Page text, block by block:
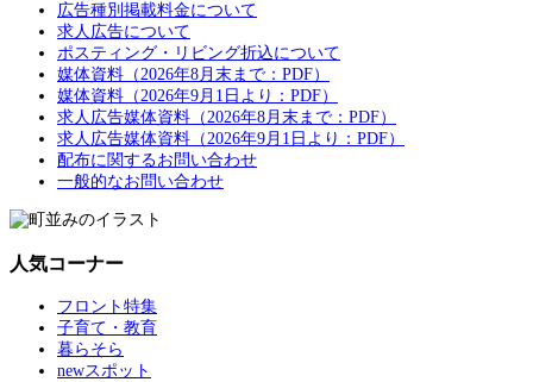
広告種別掲載料金について
求人広告について
ポスティング・リビング折込について
媒体資料（2026年8月末まで：PDF）
媒体資料（2026年9月1日より：PDF）
求人広告媒体資料（2026年8月末まで：PDF）
求人広告媒体資料（2026年9月1日より：PDF）
配布に関するお問い合わせ
一般的なお問い合わせ
人気コーナー
フロント特集
子育て・教育
暮らそら
newスポット